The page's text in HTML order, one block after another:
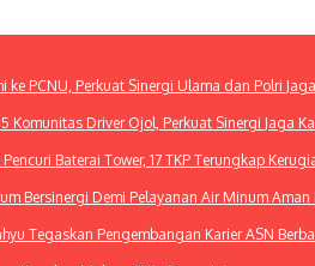
PCNU, Perkuat Sinergi Ulama dan Polri
Komunitas Driver Ojol, Perkuat Sinergi Jaga
Baterai Tower, 17 TKP Terungkap
Bersinergi Demi Pelayanan Air Minum
Tegaskan Pengembangan Karier ASN